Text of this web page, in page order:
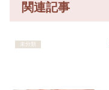
関連記事
未分類